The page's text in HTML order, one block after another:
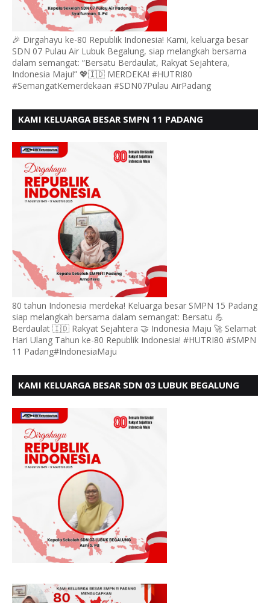
🎉 Dirgahayu ke-80 Republik Indonesia! Kami, keluarga besar
SDN 07 Pulau Air Lubuk Begalung, siap melangkah bersama
dalam semangat: “Bersatu Berdaulat, Rakyat Sejahtera,
Indonesia Maju!” 💖🇮🇩 MERDEKA! #HUTRI80
#SemangatKemerdekaan #SDN07Pulau AirPadang
KAMI KELUARGA BESAR SMPN 11 PADANG
BERDAULAT
80 tahun Indonesia merdeka! Keluarga besar SMPN 15 Padang
siap melangkah bersama dalam semangat: Bersatu 💪
Berdaulat 🇮🇩 Rakyat Sejahtera 🤝 Indonesia Maju 🚀 Selamat
Hari Ulang Tahun ke-80 Republik Indonesia! #HUTRI80 #SMPN
11 Padang#IndonesiaMaju
KAMI KELUARGA BESAR SDN 03 LUBUK BEGALUNG